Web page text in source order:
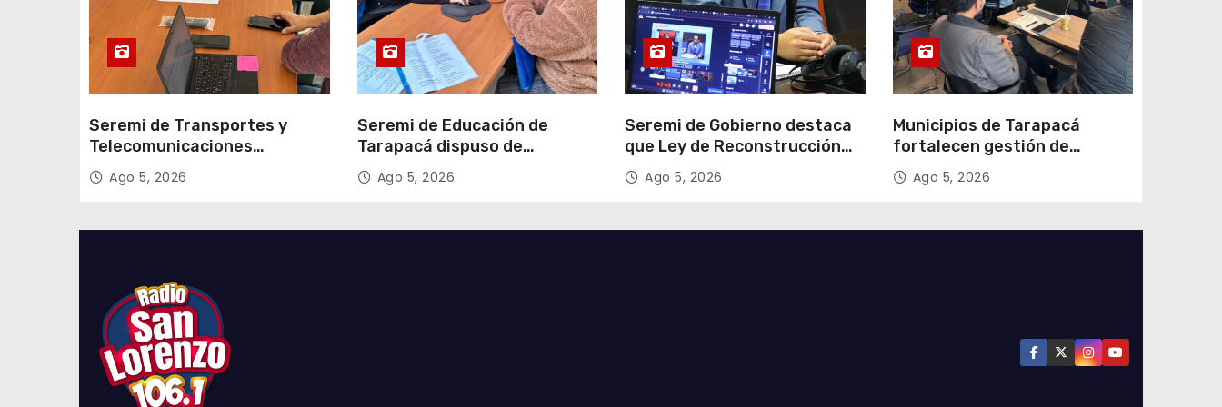
a
s
Seremi de Transportes y
Telecomunicaciones
encabezó primera mesa de
coordinación para el retiro de
Ago 5, 2026
Seremi de Educación de
Tarapacá dispuso de
facilitadores para apoyar
proceso de Admisión Escolar
Ago 5, 2026
Seremi de Gobierno destaca
que Ley de Reconstrucción
Nacional impulsará la
inversión y el empleo en
Ago 5, 2026
Municipios de Tarapacá
fortalecen gestión de
subsidios de agua potable en
jornada regional organizada
ANDESS
Ago 5, 2026